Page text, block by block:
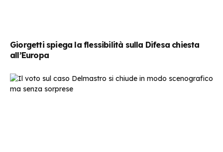
Giorgetti spiega la flessibilità sulla Difesa chiesta
all’Europa